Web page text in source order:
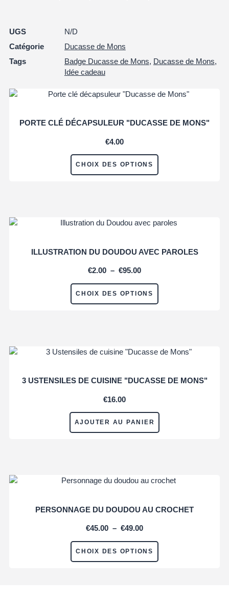
UGS
N/D
Catégorie
Ducasse de Mons
Tags
Badge Ducasse de Mons, Ducasse de Mons,
Idée cadeau
PORTE CLÉ DÉCAPSULEUR "DUCASSE DE MONS"
€4.00
CHOIX DES OPTIONS
ILLUSTRATION DU DOUDOU AVEC PAROLES
€2.00 – €95.00
CHOIX DES OPTIONS
3 USTENSILES DE CUISINE "DUCASSE DE MONS"
€16.00
AJOUTER AU PANIER
PERSONNAGE DU DOUDOU AU CROCHET
€45.00 – €49.00
CHOIX DES OPTIONS